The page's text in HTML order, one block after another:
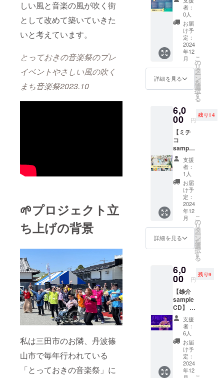
しい風と音楽の風が吹く街
として改めて築いていきた
いと考えています。
とっておきの音楽祭のプレ
イベントやさしい風の吹く
まち音楽祭2023.10
🌱プロジェクト立
ち上げの背景
私は三田市のお隣、丹波篠
山市で毎年行われている
「とっておきの音楽祭」に
す。
(2025年
4月まで
の出店
でもお
使いい
ただけ
ます。)
必ず
メール
備考欄
にご記
さい。
有効期
間2025
年4月ま
を開所
され、
さまざ
まな
方々が
のびの
びと働
けるバ
リアフ
リーな
れてい
ます。
その場
所が三
田市役
所内に
ある
『さん
さん食
堂』。
毎日お
弁当を
一つ一
つ丁寧
に、そ
してお
料理も
ぜひさ
んさん
も味
わって
知って
いただ
きたい
です。
三田市
内のオ
フィス
へお届
けのお
日の映
像をご
協力頂
SPOT
LIGHT
様から
親指占
いのリ
ターン
ご提供
です！
見たこ
とも聞
いたこ
ともな
い親指
占い。
両方の
親指(爪
側)を診
ただけ
で、 そ
の人の
人には
見せな
い性格
や人に
は見せ
ちゃい
ますw
また普
段、物
事をど
のよう
に捉え
ている
のかま
で 分
かっ
ちゃい
ます。
・もっ
者：
0人
お届
け予
定：
2024
年12
月
詳細を見る
こ
の
リ
タ
ー
ン
を
選
択
す
る
6,0
00 円
残り14
【ミチ
コ
sample
CD】 ミ
チコの
オリジ
ナルソ
ング
sample
CDをお
送り致
しま
す。 ・
お礼の
メッ
セージ
謝の気
持ちを
込め
て、お
礼の
メッ
セージ
動画を
お送り
しま
す。 ・
収録時
間：約3
分間 ・
支援
者：
1人
お届
け予
定：
2024
年12
月
詳細を見る
こ
の
リ
タ
ー
ン
を
選
択
す
る
6,0
00 円
残り9
【雄介
sample
CD】 雄
介のオ
リジナ
ルソン
グ
sample
CDをお
送り致
しま
支援
者：
6人
お届
け予
定：
2024
年12